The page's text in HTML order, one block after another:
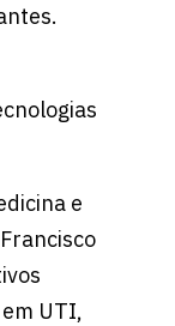
e
UTI,